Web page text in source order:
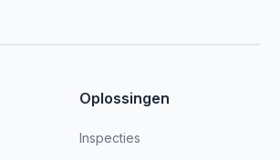
Oplossingen
Inspecties